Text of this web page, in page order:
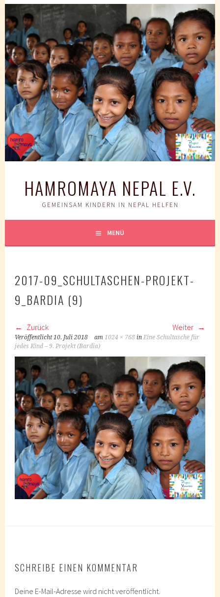
Springe
zum
Inhalt
HAMROMAYA NEPAL E.V.
GEMEINSAM KINDERN IN NEPAL HELFEN
MENÜ
2017-09_SCHULTASCHEN-PROJEKT-
9_BARDIA (9)
Zurück Weiter
Veröffentlicht10. Juli 2018 am1024 × 768 inEine Schultasche für
jedes Kind – 9. Projekt (Bardia)
SCHREIBE EINEN KOMMENTAR
Deine E-Mail-Adresse wird nicht veröffentlicht.